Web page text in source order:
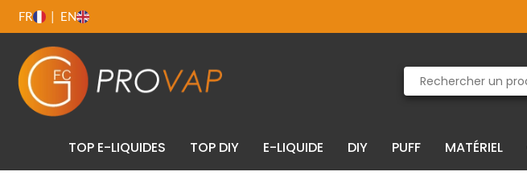
FR EN
TOP E-LIQUIDES TOP DIY E-LIQUIDE DIY PUFF MATÉRIEL